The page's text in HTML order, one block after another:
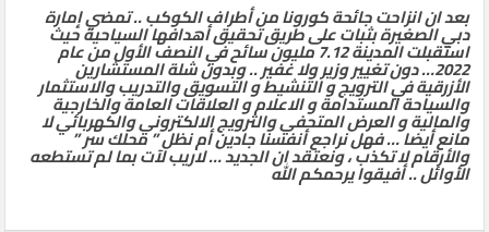
بعد ان انزاحت جائحة كورونا من أطراف الكوكب .. تمضي إمارة
دبي الصغيرة بثبات على طريق تحقيق أهدافها السياحية حيث
استقبلت المدينة 7.12 مليون سائح في النصف الأول من عام
2022… دون تغيير وزير ولا غفير .. وبدون شلة المستشارين
الأزرقية في الترويج و التنشيط و التسويق والتدريب والاستثمار
والسياحة المستدامة و الاعلام و العلاقات العامة والخارجية
والمالية و العرض المتحفي والترويج الالكتروني والكهربائي لا
مانع أيضا … فهل نراجع أنفسنا جادين أم نظل ” محلك سر ”
والأرقام لا تكذب ، ونعتقد ان الجديد … لاريب لآت بما لم تستطعه
الأوائل .. أفيقوا يرحمكم الله